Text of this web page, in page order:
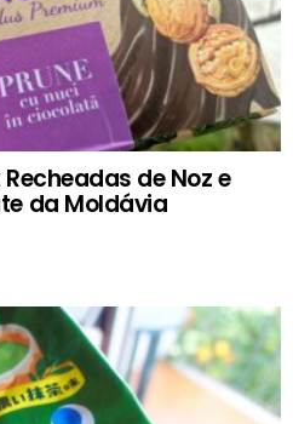
de Noz e
da Moldávia